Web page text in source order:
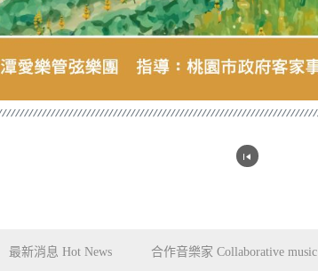
最新消息 Hot News 合作音樂家 Collaborative music